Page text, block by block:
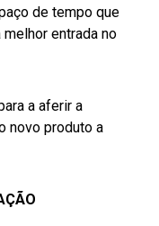
de tempo que
entrada no
a aferir a
novo produto a